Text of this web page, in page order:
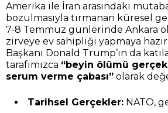
Amerika ile İran arasındaki
bozulmasıyla tırmanan küresel
7-8 Temmuz günlerinde Ankara
zirveye ev sahipliği yapmaya
Başkanı Donald Trump’ın da
tarafımızca “beyin ölümü
serum verme çabası” olarak
Tarihsel Gerçekler: NATO,